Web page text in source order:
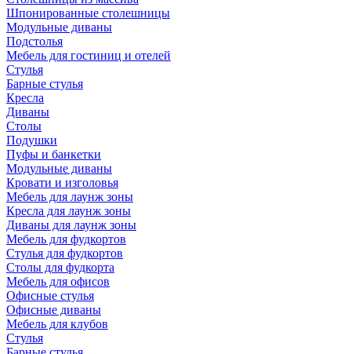
Шпонированные столешницы
Модульные диваны
Подстолья
Мебель для гостиниц и отелей
Стулья
Барные стулья
Кресла
Диваны
Столы
Подушки
Пуфы и банкетки
Модульные диваны
Кровати и изголовья
Мебель для лаунж зоны
Кресла для лаунж зоны
Диваны для лаунж зоны
Мебель для фудкортов
Стулья для фудкортов
Столы для фудкорта
Мебель для офисов
Офисные стулья
Офисные диваны
Мебель для клубов
Стулья